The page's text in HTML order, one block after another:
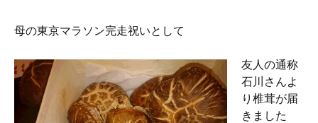
母の東京マラソン完走祝いとして
友人の通称
石川さんよ
り椎茸が届
きました